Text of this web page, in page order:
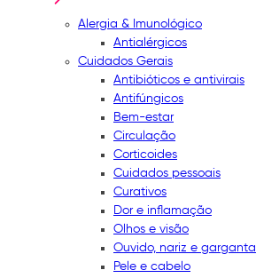
Alergia & Imunológico
Antialérgicos
Cuidados Gerais
Antibióticos e antivirais
Antifúngicos
Bem-estar
Circulação
Corticoides
Cuidados pessoais
Curativos
Dor e inflamação
Olhos e visão
Ouvido, nariz e garganta
Pele e cabelo